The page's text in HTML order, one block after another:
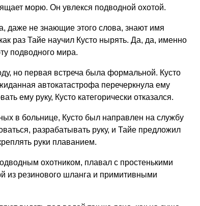
морю. Он увлекся подводной охотой.
даже не знающие этого слова, знают имя
раз Тайе научил Кусто нырять. Да, да, именно
подводного мира.
но первая встреча была формальной. Кусто
автокатастрофа перечеркнула ему
ему руку, Кусто категорически отказался.
в больнице, Кусто был направлен на службу
разрабатывать руку, и Тайе предложил
руки плаванием.
охотником, плавал с простенькими
из резинового шланга и примитивными